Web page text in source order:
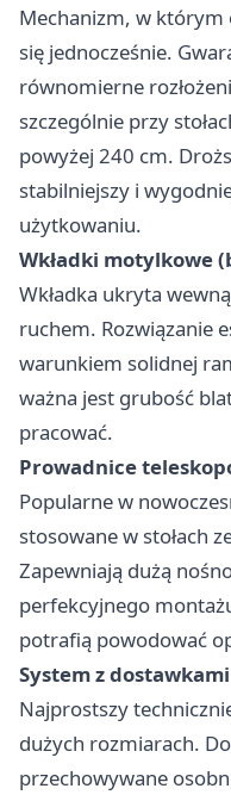
Mechanizm, w którym
się jednocześnie.
równomierne
szczególnie przy
powyżej 240 cm.
stabilniejszy i
użytkowaniu.
Wkładki motylkowe
Wkładka ukryta
ruchem. Rozwiązanie
warunkiem solidnej
ważna jest grubość
pracować.
Prowadnice
Popularne w
stosowane w stołach
Zapewniają dużą
perfekcyjnego
potrafią powodować
System z
Najprostszy
dużych rozmiarach.
przechowywane